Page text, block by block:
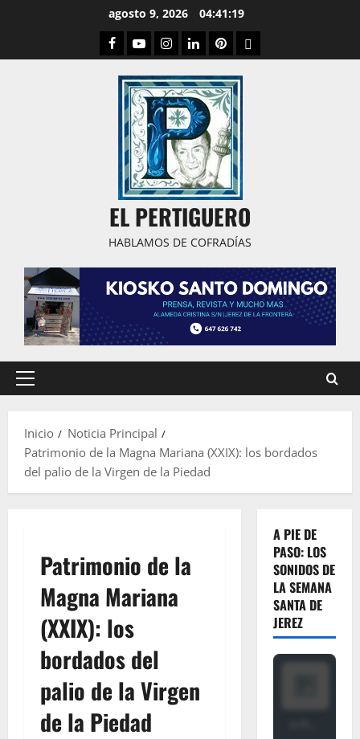
agosto 9, 2026 04:41:21
Facebook
YoutubeInstagram
LinkedPinterestDribbble
EL PERTIGUERO
HABLAMOS DE COFRADÍAS
Menú
Inicio
Noticia Principal
Patrimonio de la Magna Mariana (XXIX): los bordados
del palio de la Virgen de la Piedad
Patrimonio de la
Magna Mariana
(XXIX): los
bordados del
palio de la Virgen
de la Piedad
A PIE DE
PASO: LOS
SONIDOS DE
LA SEMANA
SANTA DE
JEREZ